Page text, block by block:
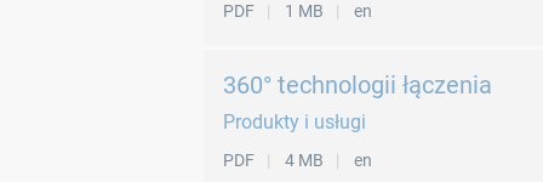
DIN 961 – odpowiednik ISO 8676
ISO 4017 – odpowiednik DIN 933
PDF 1 MB en
360° technologii łączenia
Produkty i usługi
PDF 4 MB en